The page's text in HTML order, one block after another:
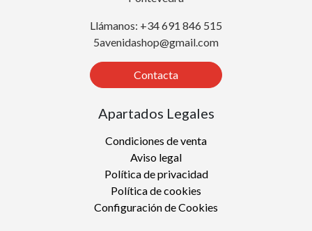
Llámanos: +34 691 846 515
5avenidashop@gmail.com
Contacta
Apartados Legales
Condiciones de venta
Aviso legal
Política de privacidad
Política de cookies
Configuración de Cookies